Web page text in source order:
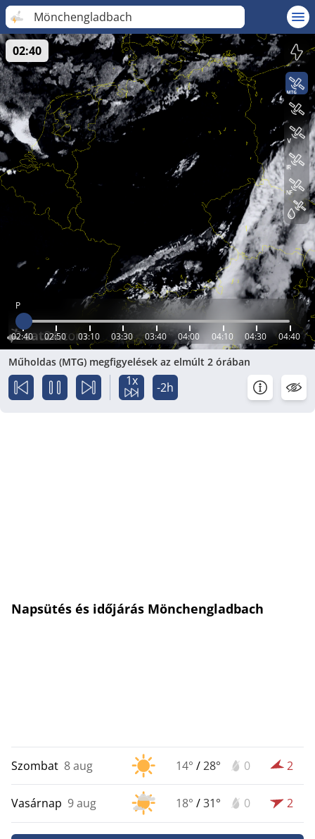
Mönchengladbach
P
02:40 02:50 03:10 03:30 03:40 04:00 04:10 04:30 04:40
02:40
Műholdas (MTG) megfigyelések az elmúlt 2 órában
1x -2h
Napsütés és időjárás Mönchengladbach
Szombat 8 aug 14° /28° 0 2
Vasárnap 9 aug 18° /31° 0 2